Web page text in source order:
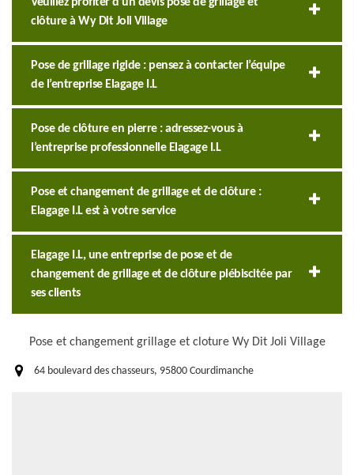
Veuillez profiter d’un devis pose de grillage et
clôture à Wy Dit Joli Village
Pose de grillage rigide : pensez à contacter l’équipe
de l’entreprise Elagage I.L
Pose de clôture en pierre : adressez-vous à
l’entreprise professionnelle Elagage I.L
Pose et changement de grillage et de clôture :
Elagage I.L est à votre service
Elagage I.L, une entreprise de pose et de
changement de grillage et de clôture plébiscitée par
ses clients
Pose et changement grillage et cloture Wy Dit Joli Village
64 boulevard des chasseurs, 95800 Courdimanche